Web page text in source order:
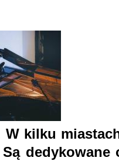
W kilku
Są